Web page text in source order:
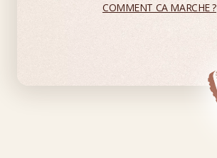
COMMENT CA MARCHE ?